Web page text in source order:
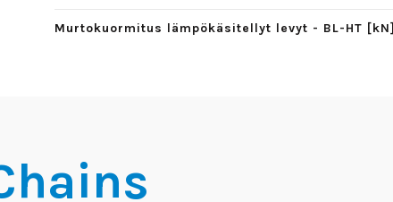
Murtokuormitus lämpökäsitellyt levyt - BL-HT [kN]